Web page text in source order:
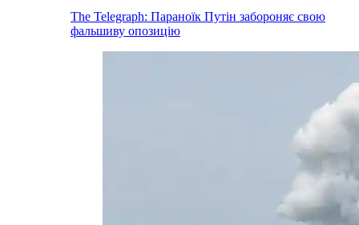
The Telegraph: Параноїк Путін забороняє свою
фальшиву опозицію